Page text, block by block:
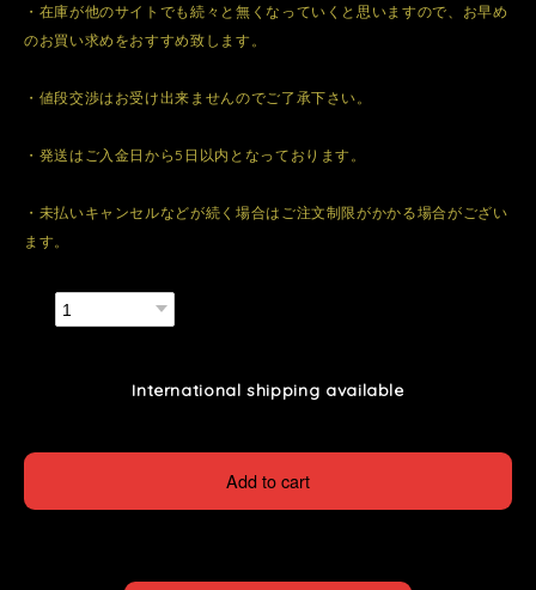
・在庫が他のサイトでも続々と無くなっていくと思いますので、お早め
のお買い求めをおすすめ致します。
・値段交渉はお受け出来ませんのでご了承下さい。
・発送はご入金日から5日以内となっております。
・未払いキャンセルなどが続く場合はご注文制限がかかる場合がござい
ます。
International shipping available
Add to cart